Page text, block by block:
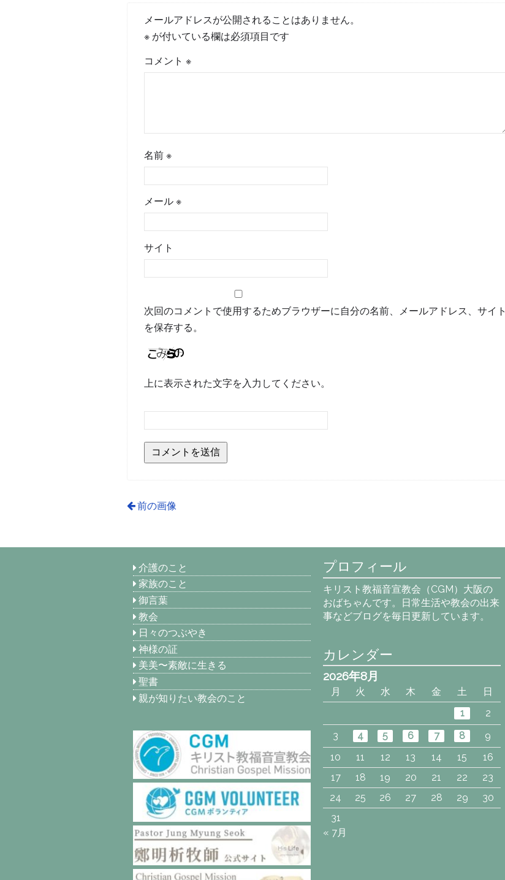
メールアドレスが公開されることはありません。
※ が付いている欄は必須項目です
コメント※
名前※
メール※
サイト
次回のコメントで使用するためブラウザーに自分の名前、メールアドレス、サイト
を保存する。
上に表示された文字を入力してください。
前の画像
介護のこと
家族のこと
御言葉
教会
日々のつぶやき
神様の証
美美〜素敵に生きる
聖書
親が知りたい教会のこと
プロフィール
キリスト教福音宣教会（CGM）大阪の
おばちゃんです。日常生活や教会の出来
事などブログを毎日更新しています。
カレンダー
2026年8月
月 火 水 木 金 土
日
1
2
3
4 5 6 7 8
9
10
11 12 13 14 15
16
17
18 19 20 21 22
23
24
25 26 27 28 29
30
31
« 7月